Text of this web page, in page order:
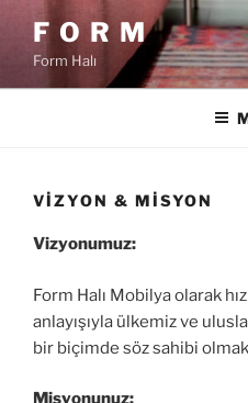
İçeriğe
F O R M
Form Halı
VIZYON & MISYON
Vizyonumuz:
Form Halı Mobilya olarak
anlayışıyla ülkemiz ve
bir biçimde söz sahibi
Misyonunuz: